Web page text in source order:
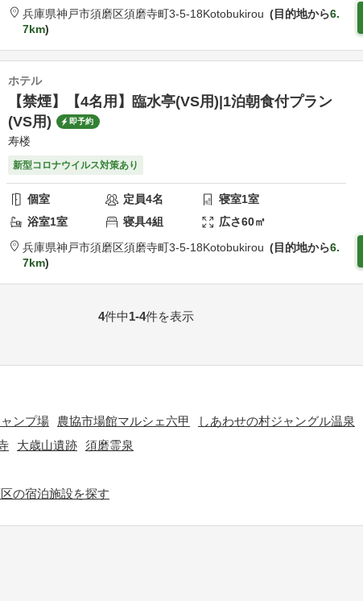
兵庫県神戸市須磨区須磨寺町3-5-18Kotobukirou 目的地から6.
7km
ホテル
【禁煙】【4名用】臨水亭(VS用)|1泊朝食付プラン
(VS用)
即予約
寿楼
新型コロナウイルス対策あり
個室 定員4名 寝室1室
浴室1室 寝具4組 広さ60㎡
兵庫県神戸市須磨区須磨寺町3-5-18Kotobukirou 目的地から6.
7km
4件中1-4件を表示
ンプ場 農協市場館マルシェ六甲 しあわせの村ジャングル温泉
大歳山遺跡 須磨霊泉
の宿泊施設を探す